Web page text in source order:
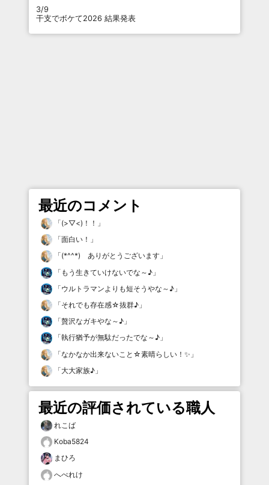
3/9
干支でボケて2026 結果発表
最近のコメント
「(>▽<)！！ 」
「面白い！ 」
「(*^^*) ありがとうございます 」
「 もう生きていけないでな～♪ 」
「ウルトラマンよりも短そうやな～♪ 」
「それでも存在感☆抜群♪ 」
「贅沢なガキやな～♪ 」
「執行猶予が無駄だったでな～♪ 」
「なかなか出来ないこと☆素晴らしい！✨ 」
「大大家族♪ 」
最近の評価されている職人
れこば
Koba5824
まひろ
へべれけ